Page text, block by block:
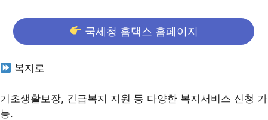
국세청 홈택스 홈페이지
복지로
기초생활보장, 긴급복지 지원 등 다양한 복지서비스 신청 가
능.